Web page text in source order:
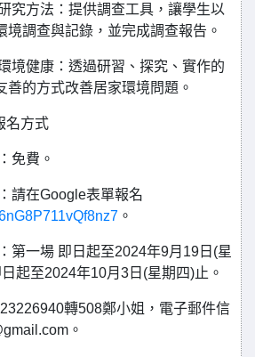
方法：提供調查工具，讓學生以
境調查與記錄，並完成調查報告。
健康：透過研習、探究、實作的
善的方式改善居家環境問題。
名方式
費。
在Google表單報名
。
一場 即日起至2024年9月19日(星
起至2024年10月3日(星期四)止。
轉508鄭小姐，電子郵件信
。